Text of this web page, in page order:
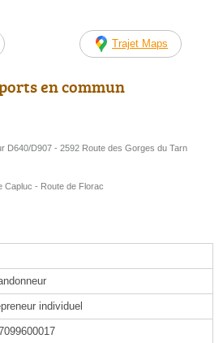
Trajet Maps
en commun
D640/D907 - 2592 Route des Gorges du Tarn
Capluc - Route de Florac
individuel